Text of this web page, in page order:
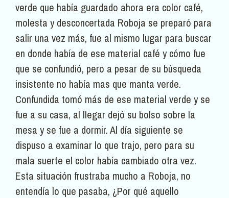
verde que había guardado ahora era color café,
molesta y desconcertada Roboja se preparó para
salir una vez más, fue al mismo lugar para buscar
en donde había de ese material café y cómo fue
que se confundió, pero a pesar de su búsqueda
insistente no había mas que manta verde.
Confundida tomó más de ese material verde y se
fue a su casa, al llegar dejó su bolso sobre la
mesa y se fue a dormir. Al día siguiente se
dispuso a examinar lo que trajo, pero para su
mala suerte el color había cambiado otra vez.
Esta situación frustraba mucho a Roboja, no
entendía lo que pasaba, ¿Por qué aquello